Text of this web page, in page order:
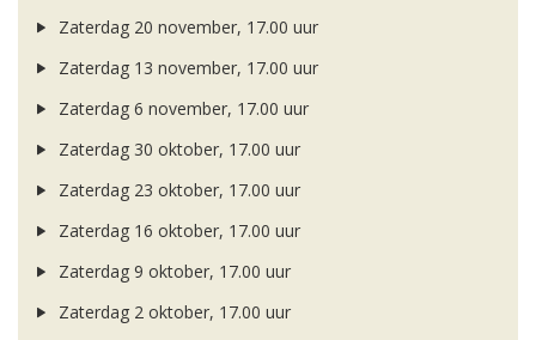
Zaterdag 20 november, 17.00 uur
Zaterdag 13 november, 17.00 uur
Zaterdag 6 november, 17.00 uur
Zaterdag 30 oktober, 17.00 uur
Zaterdag 23 oktober, 17.00 uur
Zaterdag 16 oktober, 17.00 uur
Zaterdag 9 oktober, 17.00 uur
Zaterdag 2 oktober, 17.00 uur